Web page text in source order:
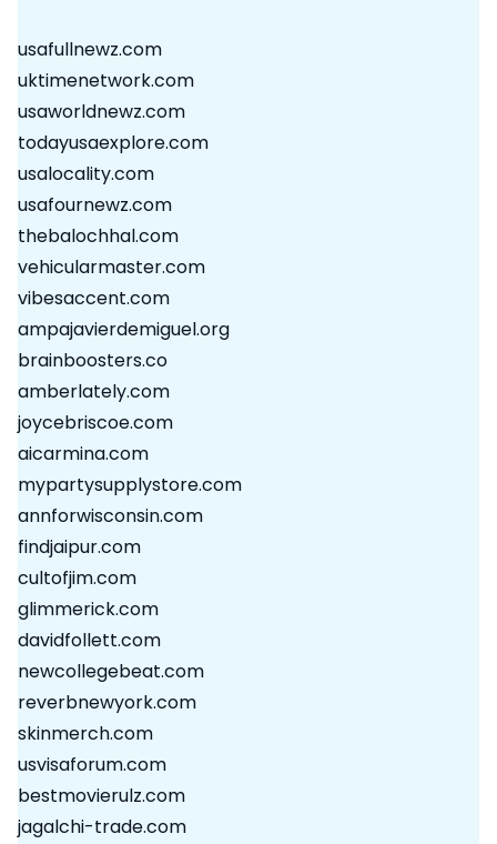
usafullnewz.com
uktimenetwork.com
usaworldnewz.com
todayusaexplore.com
usalocality.com
usafournewz.com
thebalochhal.com
vehicularmaster.com
vibesaccent.com
ampajavierdemiguel.org
brainboosters.co
amberlately.com
joycebriscoe.com
aicarmina.com
mypartysupplystore.com
annforwisconsin.com
findjaipur.com
cultofjim.com
glimmerick.com
davidfollett.com
newcollegebeat.com
reverbnewyork.com
skinmerch.com
usvisaforum.com
bestmovierulz.com
jagalchi-trade.com